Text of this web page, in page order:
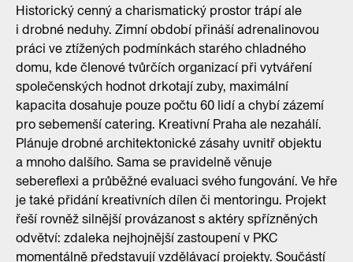
Historický cenný a charismatický prostor trápí ale
i drobné neduhy. Zimní období přináší adrenalinovou
práci ve ztížených podmínkách starého chladného
domu, kde členové tvůrčích organizací při vytváření
společenských hodnot drkotají zuby, maximální
kapacita dosahuje pouze počtu 60 lidí a chybí zázemí
pro sebemenší catering. Kreativní Praha ale nezahálí.
Plánuje drobné architektonické zásahy uvnitř objektu
a mnoho dalšího. Sama se pravidelně věnuje
sebereflexi a průběžné evaluaci svého fungování. Ve hře
je také přidání kreativních dílen či mentoringu. Projekt
řeší rovněž silnější provázanost s aktéry spřízněných
odvětví: zdaleka nejhojnější zastoupení v PKC
momentálně představují vzdělávací projekty. Součástí